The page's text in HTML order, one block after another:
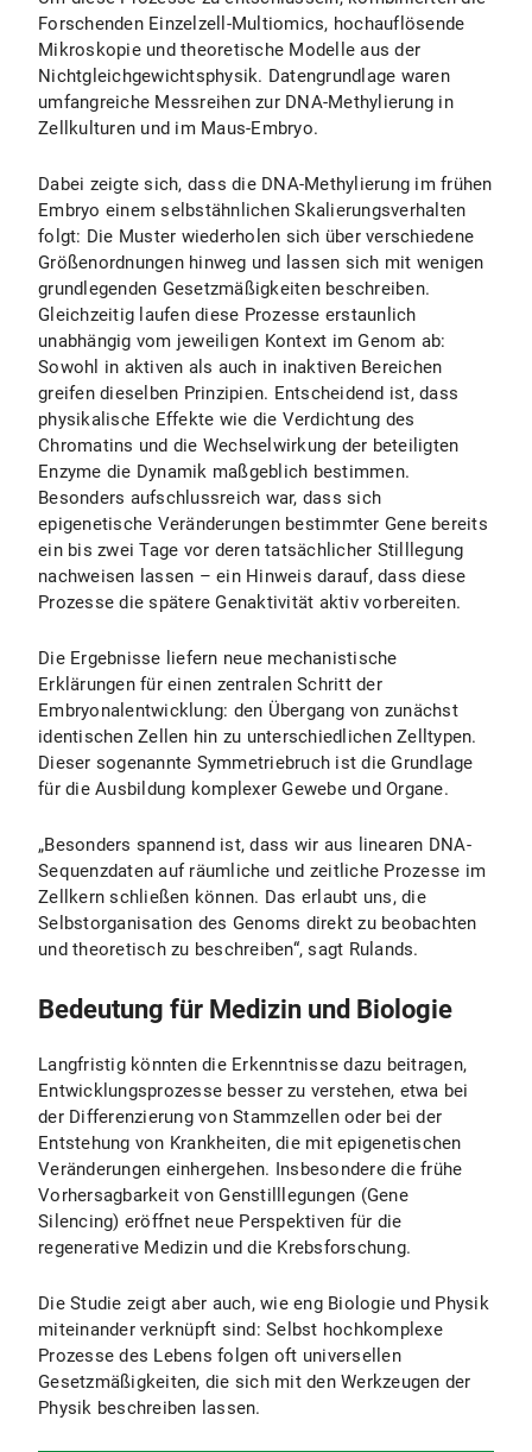
Forschenden Einzelzell-Multiomics, hochauflösende
Mikroskopie und theoretische Modelle aus der
Nichtgleichgewichtsphysik. Datengrundlage waren
umfangreiche Messreihen zur DNA-Methylierung in
Zellkulturen und im Maus-Embryo.
Dabei zeigte sich, dass die DNA-Methylierung im frühen
Embryo einem selbstähnlichen Skalierungsverhalten
folgt: Die Muster wiederholen sich über verschiedene
Größenordnungen hinweg und lassen sich mit wenigen
grundlegenden Gesetzmäßigkeiten beschreiben.
Gleichzeitig laufen diese Prozesse erstaunlich
unabhängig vom jeweiligen Kontext im Genom ab:
Sowohl in aktiven als auch in inaktiven Bereichen
greifen dieselben Prinzipien. Entscheidend ist, dass
physikalische Effekte wie die Verdichtung des
Chromatins und die Wechselwirkung der beteiligten
Enzyme die Dynamik maßgeblich bestimmen.
Besonders aufschlussreich war, dass sich
epigenetische Veränderungen bestimmter Gene bereits
ein bis zwei Tage vor deren tatsächlicher Stilllegung
nachweisen lassen – ein Hinweis darauf, dass diese
Prozesse die spätere Genaktivität aktiv vorbereiten.
Die Ergebnisse liefern neue mechanistische
Erklärungen für einen zentralen Schritt der
Embryonalentwicklung: den Übergang von zunächst
identischen Zellen hin zu unterschiedlichen Zelltypen.
Dieser sogenannte Symmetriebruch ist die Grundlage
für die Ausbildung komplexer Gewebe und Organe.
„Besonders spannend ist, dass wir aus linearen DNA-
Sequenzdaten auf räumliche und zeitliche Prozesse im
Zellkern schließen können. Das erlaubt uns, die
Selbstorganisation des Genoms direkt zu beobachten
und theoretisch zu beschreiben“, sagt Rulands.
Bedeutung für Medizin und Biologie
Langfristig könnten die Erkenntnisse dazu beitragen,
Entwicklungsprozesse besser zu verstehen, etwa bei
der Differenzierung von Stammzellen oder bei der
Entstehung von Krankheiten, die mit epigenetischen
Veränderungen einhergehen. Insbesondere die frühe
Vorhersagbarkeit von Genstilllegungen (Gene
Silencing) eröffnet neue Perspektiven für die
regenerative Medizin und die Krebsforschung.
Die Studie zeigt aber auch, wie eng Biologie und Physik
miteinander verknüpft sind: Selbst hochkomplexe
Prozesse des Lebens folgen oft universellen
Gesetzmäßigkeiten, die sich mit den Werkzeugen der
Physik beschreiben lassen.